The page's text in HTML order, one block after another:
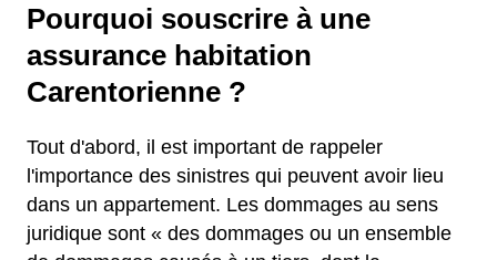
Pourquoi souscrire à une
assurance habitation
Carentorienne ?
Tout d'abord, il est important de rappeler
l'importance des sinistres qui peuvent avoir lieu
dans un appartement. Les dommages au sens
juridique sont « des dommages ou un ensemble